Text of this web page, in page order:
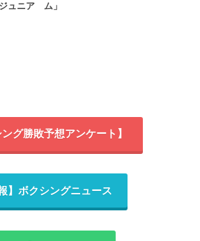
ュニア
ム」
ング勝敗予想アンケート】
】ボクシングニュース